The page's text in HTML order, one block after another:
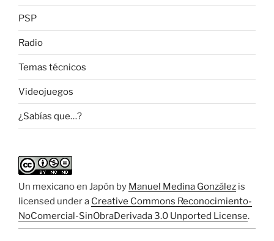
PSP
Radio
Temas técnicos
Videojuegos
¿Sabías que…?
Un mexicano en Japón by Manuel Medina González is
licensed under a Creative Commons Reconocimiento-
NoComercial-SinObraDerivada 3.0 Unported License.